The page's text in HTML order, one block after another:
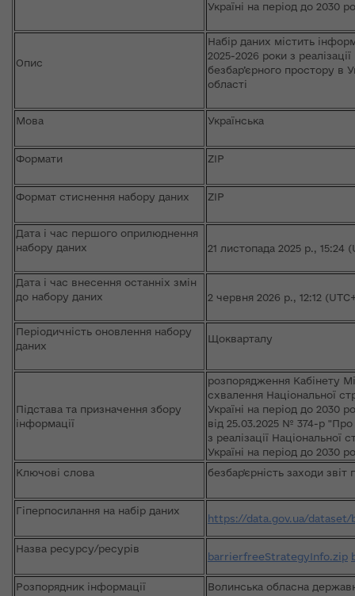
Україні на період до 2030
Опис
Набір даних містить
2025-2026 роки з
безбар’єрного простору в
області
Мова Українська
Формати ZIP
Формат стиснення набору даних ZIP
Дата і час першого оприлюднення
набору даних
21 листопада 2025 р., 15:24
Дата і час внесення останніх змін
до набору даних
2 червня 2026 р., 12:12
Періодичність оновлення набору
даних
Щокварталу
Підстава та призначення збору
інформації
розпорядження Кабінету
схвалення Національної
Україні на період до 2030
від 25.03.2025 № 374-р
з реалізації Національної
Україні на період до 2030
Ключові слова
безбар'єрність заходи звіт
Гіперпосилання на набір даних
https://data.gov.ua/
Назва ресурсу/ресурів
barrierfreeStrategyInfo.zip
Розпорядник інформації Волинська обласна